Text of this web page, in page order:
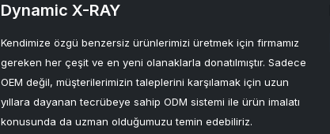
Dynamic X-RAY
Kendimize özgü benzersiz ürünlerimizi üretmek için firmamız
gereken her çeşit ve en yeni olanaklarla donatılmıştır. Sadece
OEM değil, müşterilerimizin taleplerini karşılamak için uzun
yıllara dayanan tecrübeye sahip ODM sistemi ile ürün imalatı
konusunda da uzman olduğumuzu temin edebiliriz.